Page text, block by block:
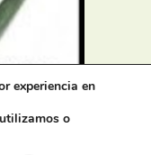
experiencia en
o